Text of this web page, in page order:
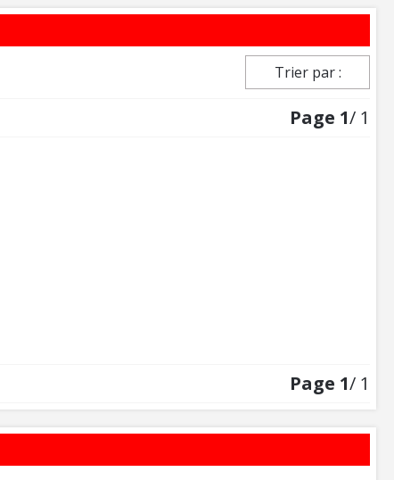
Trier par :
Page 1/ 1
Page 1/ 1